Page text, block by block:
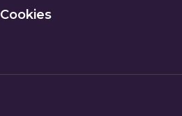
Cookies